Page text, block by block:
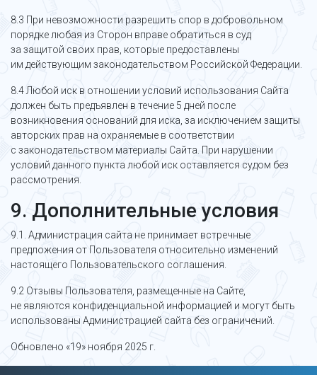
8.3 При невозможности разрешить спор в добровольном
порядке любая из Сторон вправе обратиться в суд
за защитой своих прав, которые предоставлены
им действующим законодательством Российской Федерации.
8.4 Любой иск в отношении условий использования Сайта
должен быть предъявлен в течение 5 дней после
возникновения оснований для иска, за исключением защиты
авторских прав на охраняемые в соответствии
с законодательством материалы Сайта. При нарушении
условий данного пункта любой иск оставляется судом без
рассмотрения.
9. Дополнительные условия
9.1. Администрация сайта не принимает встречные
предложения от Пользователя относительно изменений
настоящего Пользовательского соглашения.
9.2 Отзывы Пользователя, размещенные на Сайте,
не являются конфиденциальной информацией и могут быть
использованы Администрацией сайта без ограничений.
Обновлено «19» ноября 2025 г.